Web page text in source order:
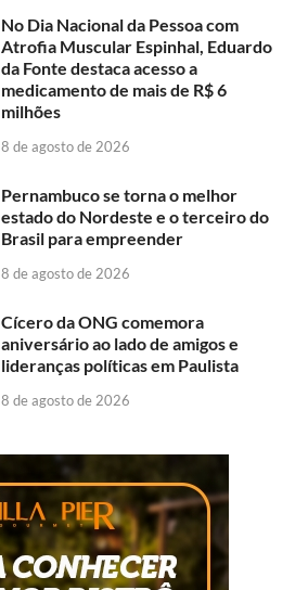
No Dia Nacional da Pessoa com
Atrofia Muscular Espinhal, Eduardo
da Fonte destaca acesso a
medicamento de mais de R$ 6
milhões
8 de agosto de 2026
Pernambuco se torna o melhor
estado do Nordeste e o terceiro do
Brasil para empreender
8 de agosto de 2026
Cícero da ONG comemora
aniversário ao lado de amigos e
lideranças políticas em Paulista
8 de agosto de 2026